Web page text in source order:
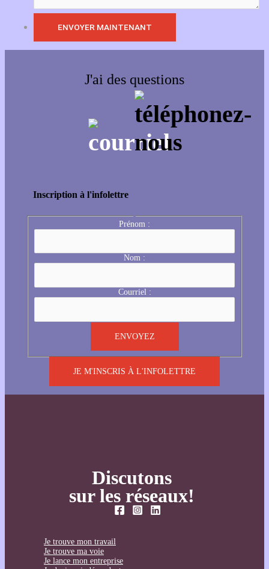
J'ai des questions
Inscription à l'infolettre
Prénom :
Nom :
Courriel :
JE M'INSCRIS À L'INFOLETTRE
Discutons
sur les réseaux!
Je trouve mon travail
Je trouve ma voie
Je lance mon entreprise